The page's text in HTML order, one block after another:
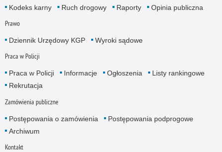
Kodeks karny
Ruch drogowy Raporty Opinia publiczna
Prawo
Dziennik Urzędowy KGP Wyroki sądowe
Praca w Policji
Praca w Policji Informacje Ogłoszenia
Listy rankingowe
Rekrutacja
Zamówienia publiczne
Postępowania o zamówienia
Postępowania podprogowe
Archiwum
Kontakt